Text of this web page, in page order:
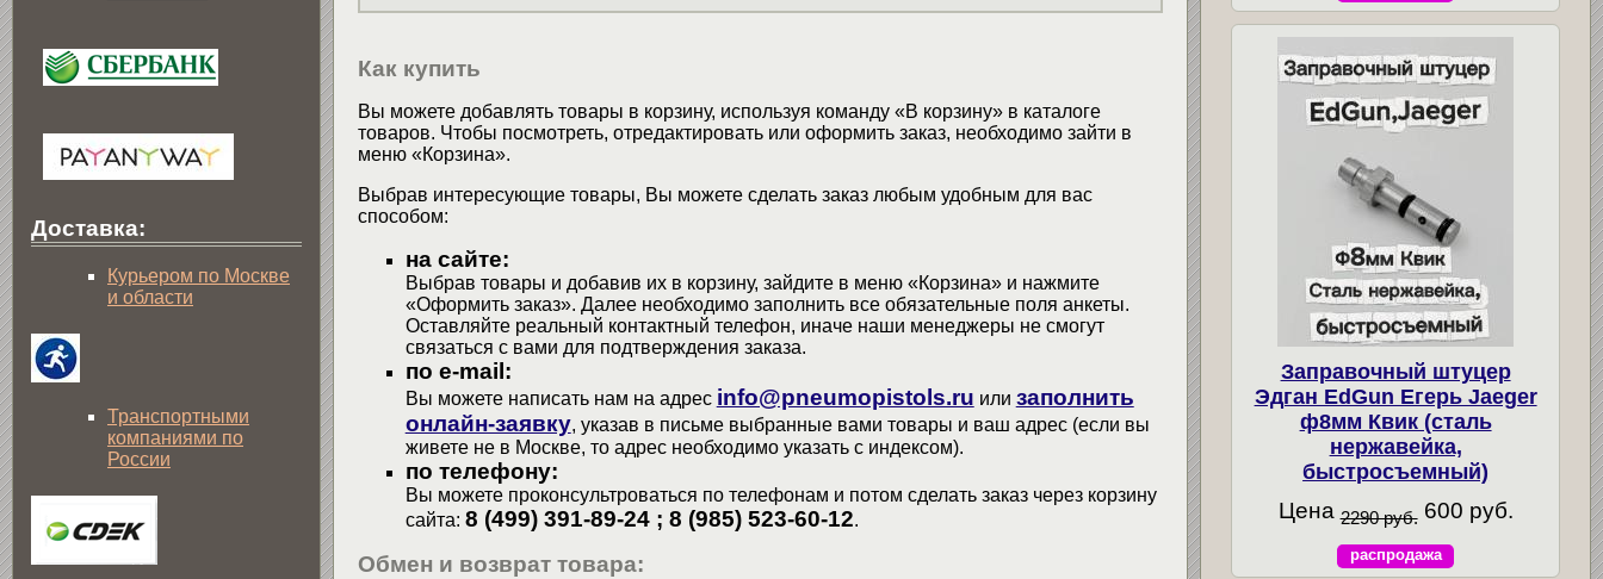
Как купить
Вы можете добавлять товары в корзину, используя команду «В корзину» в каталоге
товаров. Чтобы посмотреть, отредактировать или оформить заказ, необходимо зайти в
меню «Корзина».
Выбрав интересующие товары, Вы можете сделать заказ любым удобным для вас
способом:
на сайте:
Выбрав товары и добавив их в корзину, зайдите в меню «Корзина» и нажмите
«Оформить заказ». Далее необходимо заполнить все обязательные поля анкеты.
Оставляйте реальный контактный телефон, иначе наши менеджеры не смогут
связаться с вами для подтверждения заказа.
по e-mail:
Вы можете написать нам на адрес info@pneumopistols.ru или заполнить
онлайн-заявку, указав в письме выбранные вами товары и ваш адрес (если вы
живете не в Москве, то адрес необходимо указать с индексом).
по телефону:
Вы можете проконсультроваться по телефонам и потом сделать заказ через корзину
сайта: 8 (499) 391-89-24 ; 8 (985) 523-60-12.
Обмен и возврат товара:
Доставка:
Курьером по Москве
и области
Транспортными
компаниями по
России
Заправочный штуцер
Эдган EdGun Егерь Jaeger
ф8мм Квик (сталь
нержавейка,
быстросъемный)
Цена 2290 руб. 600 руб.
распродажа